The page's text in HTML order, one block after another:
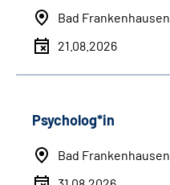
Bad Frankenhausen
21.08.2026
Psycholog*in
Bad Frankenhausen